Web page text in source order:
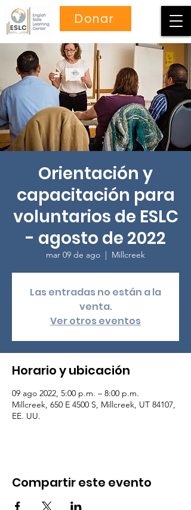
Donar
Orientación y
capacitación para
voluntarios de ESLC
- agosto de 2022
mar 09 de ago
  |
Millcreek
Las entradas no están a la
venta.
Ver otros eventos
Horario y ubicación
09 ago 2022, 5:00 p.m. – 8:00 p.m.
Millcreek, 650 E 4500 S, Millcreek, UT 84107,
EE. UU.
Compartir este evento